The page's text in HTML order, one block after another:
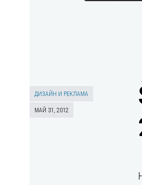
ДИЗАЙН И РЕКЛАМА
МАЙ 31, 2012